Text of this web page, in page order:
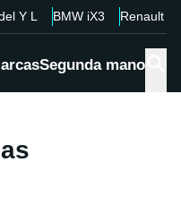
Y L BMW iX3 Renault
Segunda mano